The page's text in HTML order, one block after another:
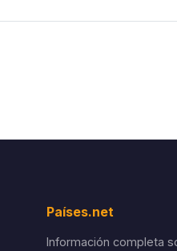
Países.net
Información completa